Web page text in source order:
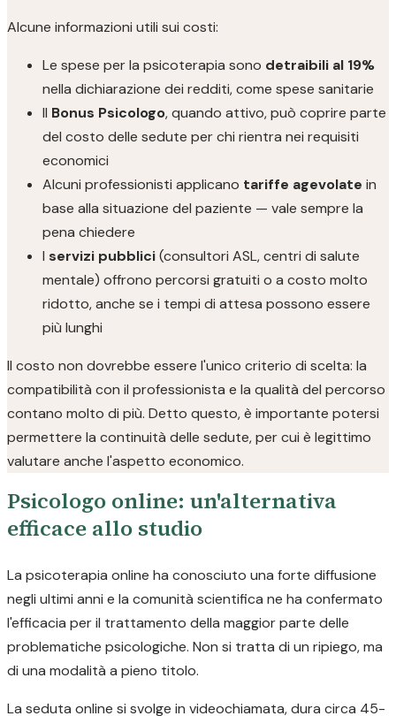
Alcune informazioni utili sui costi:
Le spese per la psicoterapia sono detraibili al 19%
nella dichiarazione dei redditi, come spese sanitarie
Il Bonus Psicologo, quando attivo, può coprire parte
del costo delle sedute per chi rientra nei requisiti
economici
Alcuni professionisti applicano tariffe agevolate in
base alla situazione del paziente — vale sempre la
pena chiedere
I servizi pubblici(consultori ASL, centri di salute
mentale) offrono percorsi gratuiti o a costo molto
ridotto, anche se i tempi di attesa possono essere
più lunghi
Il costo non dovrebbe essere l'unico criterio di scelta: la
compatibilità con il professionista e la qualità del percorso
contano molto di più. Detto questo, è importante potersi
permettere la continuità delle sedute, per cui è legittimo
valutare anche l'aspetto economico.
Psicologo online: un'alternativa
efficace allo studio
La psicoterapia online ha conosciuto una forte diffusione
negli ultimi anni e la comunità scientifica ne ha confermato
l'efficacia per il trattamento della maggior parte delle
problematiche psicologiche. Non si tratta di un ripiego, ma
di una modalità a pieno titolo.
La seduta online si svolge in videochiamata, dura circa 45-